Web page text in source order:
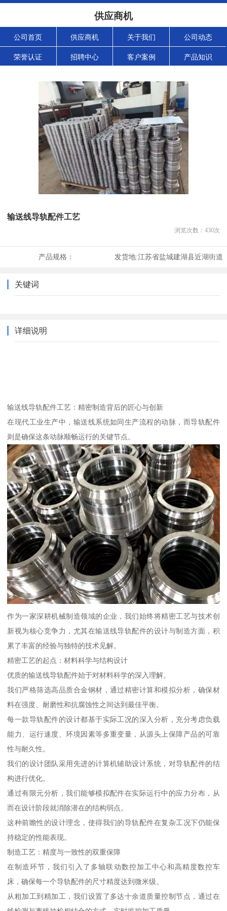
供应商机
公司首页 供应商机 关于我们 公司动态
荣誉认证 招聘中心 客户案例 产品知识
输送线导轨配件工艺
浏览次数： 430次
产品规格： 发货地:江苏省盐城建湖县近湖街道
关键词
详细说明
输送线导轨配件工艺：精密制造背后的匠心与创新
在现代工业生产中，输送线系统如同生产流程的动脉，而导轨配件
则是确保这条动脉顺畅运行的关键节点。
作为一家深耕机械制造领域的企业，我们始终将精密工艺与技术创
新视为核心竞争力，尤其在输送线导轨配件的设计与制造方面，积
累了丰富的经验与独特的技术见解。
精密工艺的起点：材料科学与结构设计
优质的输送线导轨配件始于对材料科学的深入理解。
我们严格筛选高品质合金钢材，通过精密计算和模拟分析，确保材
料在强度、耐磨性和抗腐蚀性之间达到最佳平衡。
每一款导轨配件的设计都基于实际工况的深入分析，充分考虑负载
能力、运行速度、环境因素等多重变量，从源头上保障产品的可靠
性与耐久性。
我们的设计团队采用先进的计算机辅助设计系统，对导轨配件的结
构进行优化。
通过有限元分析，我们能够模拟配件在实际运行中的应力分布，从
而在设计阶段就消除潜在的结构弱点。
这种前瞻性的设计理念，使得我们的导轨配件在复杂工况下仍能保
持稳定的性能表现。
制造工艺：精度与一致性的双重保障
在制造环节，我们引入了多轴联动数控加工中心和高精度数控车
床，确保每一个导轨配件的尺寸精度达到微米级。
从粗加工到精加工，我们设置了多达十余道质量控制节点，通过在